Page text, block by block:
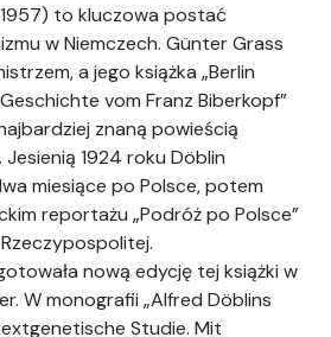
to kluczowa postać
w Niemczech. Günter Grass
a jego książka „Berlin
vom Franz Biberkopf”
znaną powieścią
Jesienią 1924 roku Döblin
miesiące po Polsce, potem
reportażu „Podróż po Polsce”
nową edycję tej książki w
W monografii „Alfred Döblins
Studie. Mit